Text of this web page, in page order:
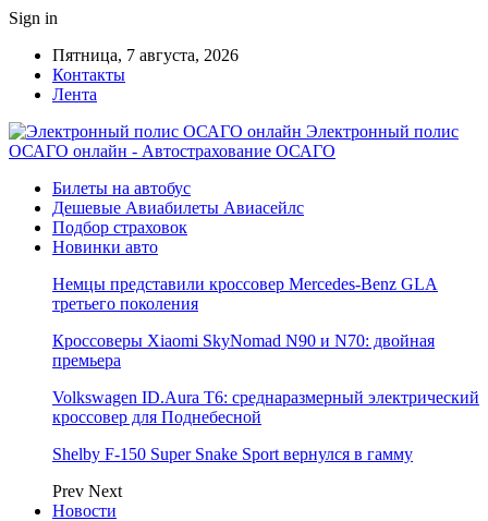
Sign in
Пятница, 7 августа, 2026
Контакты
Лента
Электронный полис
ОСАГО онлайн - Автострахование ОСАГО
Билеты на автобус
Дешевые Авиабилеты Авиасейлс
Подбор страховок
Новинки авто
Немцы представили кроссовер Mercedes-Benz GLA
третьего поколения
Кроссоверы Xiaomi SkyNomad N90 и N70: двойная
премьера
Volkswagen ID.Aura T6: среднаразмерный электрический
кроссовер для Поднебесной
Shelby F-150 Super Snake Sport вернулся в гамму
Prev Next
Новости